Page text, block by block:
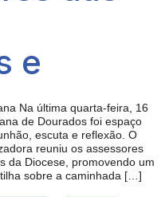
e
Na última quarta-feira, 16
de Dourados foi espaço
escuta e reflexão. O
reuniu os assessores
da Diocese, promovendo um
sobre a caminhada […]